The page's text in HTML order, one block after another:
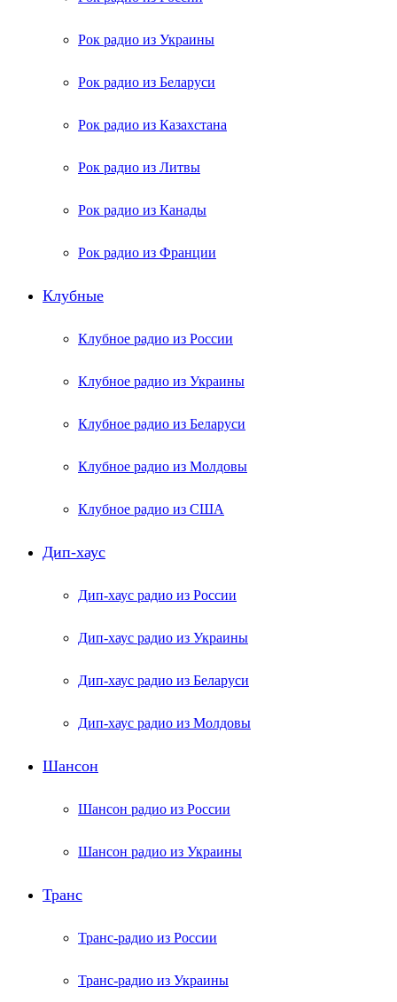
Рок радио из Украины
Рок радио из Беларуси
Рок радио из Казахстана
Рок радио из Литвы
Рок радио из Канады
Рок радио из Франции
Клубные
Клубное радио из России
Клубное радио из Украины
Клубное радио из Беларуси
Клубное радио из Молдовы
Клубное радио из США
Дип-хаус
Дип-хаус радио из России
Дип-хаус радио из Украины
Дип-хаус радио из Беларуси
Дип-хаус радио из Молдовы
Шансон
Шансон радио из России
Шансон радио из Украины
Транс
Транс-радио из России
Транс-радио из Украины